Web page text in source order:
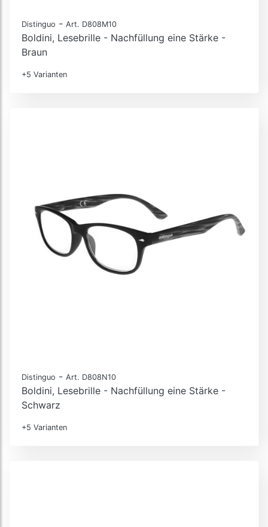
Distinguo - Art. D808M10
Boldini, Lesebrille - Nachfüllung eine Stärke -
Braun
+5 Varianten
Distinguo - Art. D808N10
Boldini, Lesebrille - Nachfüllung eine Stärke -
Schwarz
+5 Varianten